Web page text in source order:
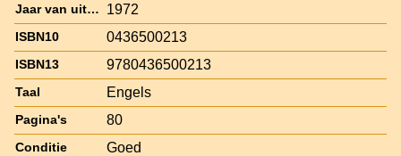
Jaar van uitgave 1972
ISBN10 0436500213
ISBN13 9780436500213
Taal Engels
Pagina's 80
Conditie Goed